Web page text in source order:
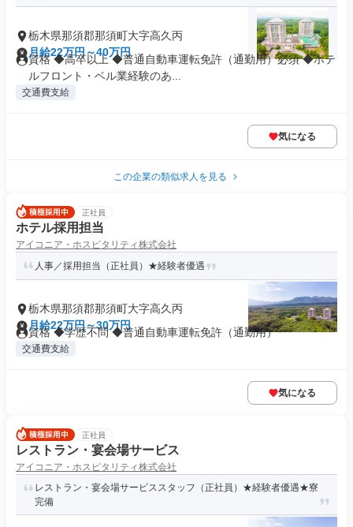
栃木県那須郡那須町大字高久丙
月給22万円～40万円
資格 ◆高卒以上 ◆普通自動車運転免許（通勤用）必須 ◆ホテ
ルフロント・ベル業経験のあ...
交通費支給
気になる
この企業の類似求人を見る
正社員
ホテル採用担当
アイコニア・ホスピタリティ株式会社
人事／採用担当（正社員）★経験者優遇
栃木県那須郡那須町大字高久丙
月給22万円～30万円
資格 ◆学歴不問 ◆普通自動車運転免許（通勤用）
交通費支給
気になる
正社員
レストラン・宴会場サービス
アイコニア・ホスピタリティ株式会社
レストラン・宴会場サービススタッフ（正社員）★経験者優遇★寮
完備